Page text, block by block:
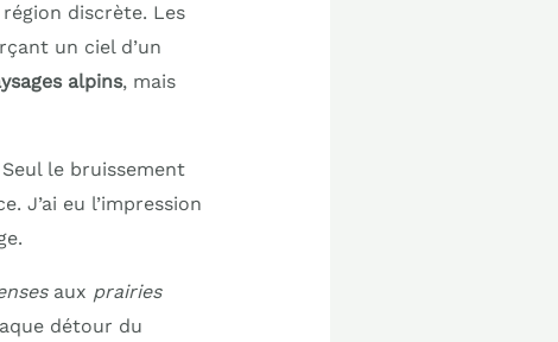
discrète. Les
un ciel d’un
alpins, mais
le bruissement
J’ai eu l’impression
aux prairies
détour du